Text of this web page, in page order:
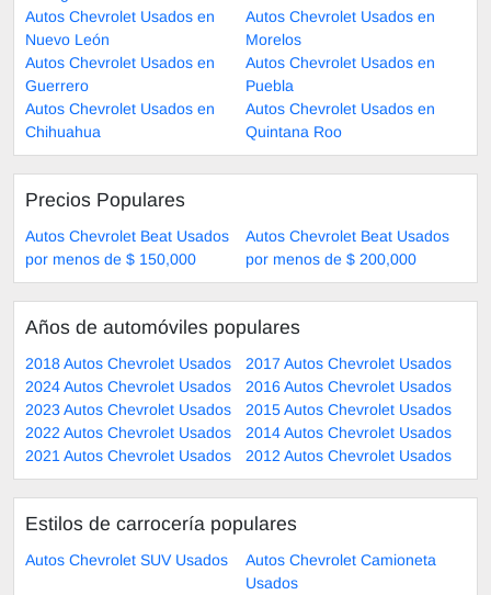
Autos Chevrolet Usados en
Nuevo León
Autos Chevrolet Usados en
Morelos
Autos Chevrolet Usados en
Guerrero
Autos Chevrolet Usados en
Puebla
Autos Chevrolet Usados en
Chihuahua
Autos Chevrolet Usados en
Quintana Roo
Precios Populares
Autos Chevrolet Beat Usados
por menos de $ 150,000
Autos Chevrolet Beat Usados
por menos de $ 200,000
Años de automóviles populares
2018 Autos Chevrolet Usados
2017 Autos Chevrolet Usados
2024 Autos Chevrolet Usados
2016 Autos Chevrolet Usados
2023 Autos Chevrolet Usados
2015 Autos Chevrolet Usados
2022 Autos Chevrolet Usados
2014 Autos Chevrolet Usados
2021 Autos Chevrolet Usados
2012 Autos Chevrolet Usados
Estilos de carrocería populares
Autos Chevrolet SUV Usados
Autos Chevrolet Camioneta
Usados